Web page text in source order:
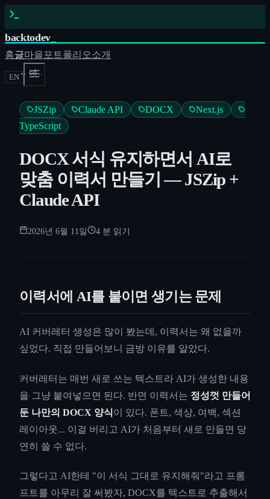
backtodev_
홈글마을포트폴리오소개
EN
← cd ..
JSZip Claude API DOCX
Next.js
TypeScript
DOCX 서식 유지하면서 AI로
맞춤 이력서 만들기 — JSZip +
Claude API
2026년 6월 11일 4 분 읽기
이력서에 AI를 붙이면 생기는 문제
AI 커버레터 생성은 많이 봤는데, 이력서는 왜 없을까
싶었다. 직접 만들어보니 금방 이유를 알았다.
커버레터는 매번 새로 쓰는 텍스트라 AI가 생성한 내용
을 그냥 붙여넣으면 된다. 반면 이력서는 정성껏 만들어
둔 나만의 DOCX 양식이 있다. 폰트, 색상, 여백, 섹션
레이아웃... 이걸 버리고 AI가 처음부터 새로 만들면 당
연히 쓸 수 없다.
그렇다고 AI한테 "이 서식 그대로 유지해줘"라고 프롬
프트를 아무리 잘 써봤자, DOCX를 텍스트로 추출해서